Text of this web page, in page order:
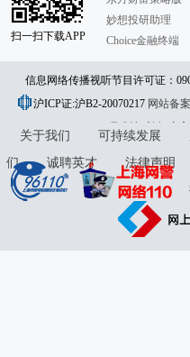
扫一扫下载APP
妙想投研助理
Choice金融终端
信息网络传播视听节目许可证：
913101046312860336 违法和
沪ICP证:沪B2-20070217 网站备
31010402000120号版权所有:东
关于我们 可持续发展
们
诚聘英才 法律声明